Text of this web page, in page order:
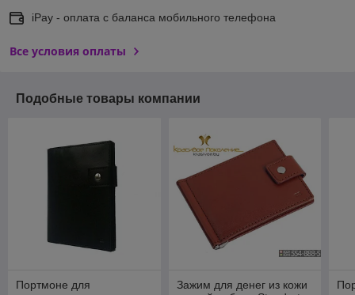
iPay - оплата с баланса мобильного телефона
Все условия оплаты
Подобные товары компании
Портмоне для
Зажим для денег из кожи